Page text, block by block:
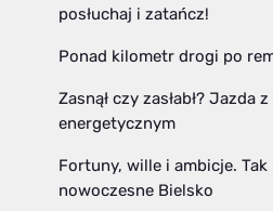
posłuchaj i zatańcz!
Ponad kilometr drogi po
Zasnął czy zasłabł? Jazda
energetycznym
Fortuny, wille i ambicje. Tak
nowoczesne Bielsko